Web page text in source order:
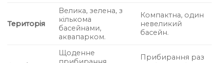
Територія
Велика, зелена, з
кількома
басейнами,
аквапарком.
Компактна, один
невеликий
басейн.
Щоденне
Прибирання раз